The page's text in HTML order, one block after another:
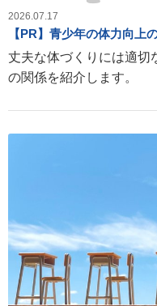
2026.07.17
【PR】青少年の体力向上
丈夫な体づくりには適切
の関係を紹介します。